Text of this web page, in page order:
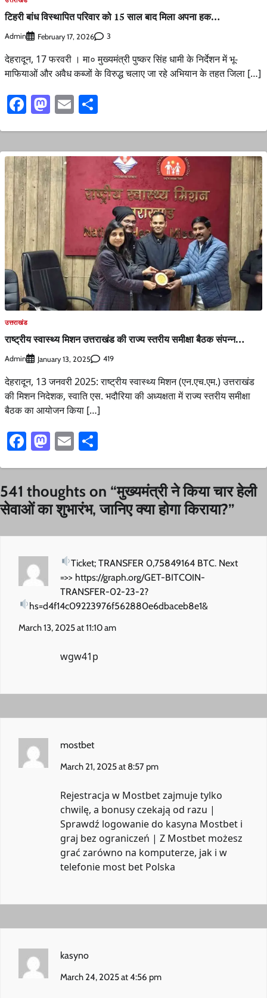
टिहरी बांध विस्थापित परिवार को 15 साल बाद मिला अपना हक…
Admin February 17, 2026 3
देहरादून, 17 फरवरी । मा० मुख्यमंत्री पुष्कर सिंह धामी के निर्देशन में भू-
माफियाओं और अवैध कब्जों के विरुद्ध चलाए जा रहे अभियान के तहत जिला […]
Facebook
Mastodon
Email
उत्तराखंड
राष्ट्रीय स्वास्थ्य मिशन उत्तराखंड की राज्य स्तरीय समीक्षा बैठक संपन्न…
Admin January 13, 2025 419
देहरादून, 13 जनवरी 2025: राष्ट्रीय स्वास्थ्य मिशन (एन.एच.एम.) उत्तराखंड
की मिशन निदेशक, स्वाति एस. भदौरिया की अध्यक्षता में राज्य स्तरीय समीक्षा
बैठक का आयोजन किया […]
Facebook
Mastodon
Email
541 thoughts on “मुख्यमंत्री ने किया चार हेली
सेवाओं का शुभारंभ, जानिए क्या होगा किराया?”
Ticket; TRANSFER 0,75849164 BTC. Next
=>> https://graph.org/GET-BITCOIN-
TRANSFER-02-23-2?
hs=d4f14c09223976f562880e6dbaceb8e1&
March 13, 2025 at 11:10 am
wgw41p
mostbet
March 21, 2025 at 8:57 pm
Rejestracja w Mostbet zajmuje tylko
chwilę, a bonusy czekają od razu |
Sprawdź logowanie do kasyna Mostbet i
graj bez ograniczeń | Z Mostbet możesz
grać zarówno na komputerze, jak i w
telefonie most bet Polska
kasyno
March 24, 2025 at 4:56 pm